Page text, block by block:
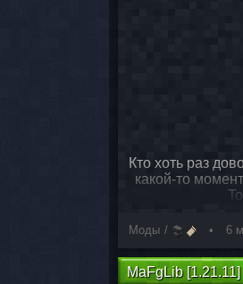
Кто хоть раз
какой-то
Моды 6
MaFgLib